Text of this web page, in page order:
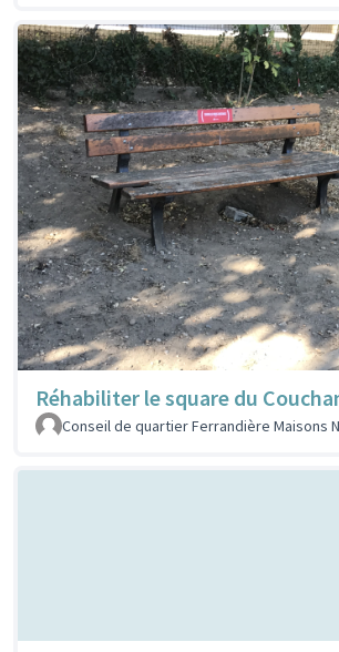
Réhabiliter le square du
Conseil de quartier Ferrandière Maisons